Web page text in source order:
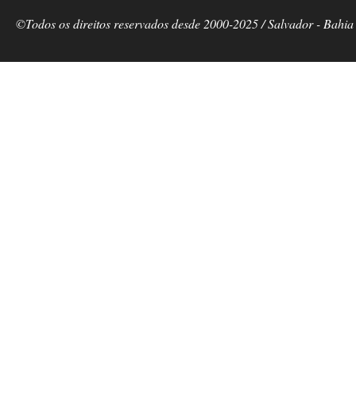
©Todos os direitos reservados desde 2000-2025 / Salvador -